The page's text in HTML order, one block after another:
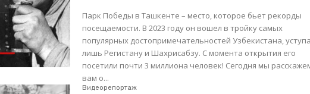
Парк Победы в Ташкенте – место, которое бьет рекорды
посещаемости. В 2023 году он вошел в тройку самых
популярных достопримечательностей Узбекистана,
лишь Регистану и Шахрисабзу. С момента открытия его
посетили почти 3 миллиона человек! Сегодня мы расскажем
вам о...
Видеорепортаж